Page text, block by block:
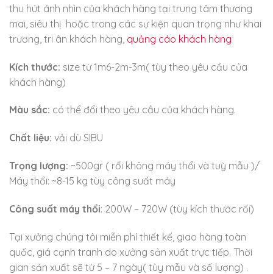
thu hút ánh nhìn của khách hàng tại trung tâm thương
mai, siêu thị hoặc trong các sự kiện quan trọng như khai
trương, tri ân khách hàng, quảng cáo khách hàng
Kích thước: size từ 1m6-2m-3m( tùy theo yêu cầu của
khách hàng)
Màu sắc: có thể đổi theo yêu cầu của khách hàng.
Chất liệu: vải dù SIBU
Trọng lượng: ~500gr ( rối không máy thổi và tuỳ mẫu )/
Máy thổi: ~8-15 kg tùy công suất máy
Công suất máy thổi: 200W – 720W (tùy kích thước rối)
Tại xưởng chúng tôi miễn phí thiết kế, giao hàng toàn
quốc, giá cạnh tranh do xưởng sản xuất trực tiếp. Thời
gian sản xuất sẽ từ 5 – 7 ngày( tùy mẫu và số lượng) .